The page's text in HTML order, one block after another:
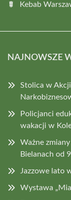
Kebab
NAJNOWSZE
Stolica w
Policjanci
wakacji w
Ważne
Bielanach od
Jazzowe lato
Wystawa